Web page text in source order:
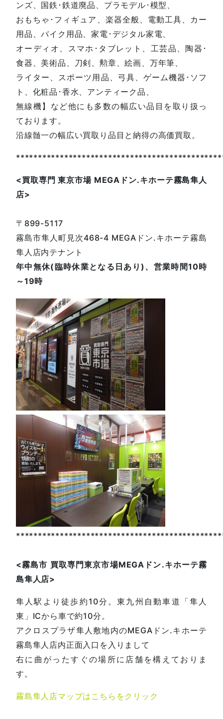
ンズ、国鉄･鉄道廃品、プラモデル･模型、
おもちゃ･フィギュア、楽器全般、電動工具、カー
用品、バイク用品、家電･デジタル家電、
オーディオ、スマホ･タブレット、工芸品、陶器･
食器、美術品、刀剣、勲章、絵画、万年筆、
ライター、スポーツ用品、弓具、ゲーム機器･ソフ
ト、化粧品･香水、アンティーク品、
無線機】など他にも多数の幅広い品目を取り扱っ
ております。
沿線髄一の幅広い買取り品目と納得の高価買取。
<買取専門 東京市場 MEGA ドン.キホーテ霧島隼人
店>
〒899-5117
霧島市隼人町見次468-4 MEGAドン.キホーテ霧島
隼人店内テナント
年中無休(臨時休業となる日あり)、営業時間10時
～19時
<霧島市 買取専門東京市場MEGA ドン.キホーテ霧
島隼人店>
隼人駅より徒歩約10分。東九州自動車道「隼人
東」ICから車で約10分。
アクロスプラザ隼人敷地内のMEGAドン.キホーテ
霧島隼人店内正面入口を入りまして
右に曲がったすぐの場所に店舗を構えておりま
す。
霧島隼人店マップはこちらをクリック